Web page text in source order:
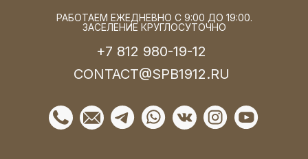
CONTACT@SPB1912.RU
+7 812 980-19-12
РАБОТАЕМ ЕЖЕДНЕВНО С 9:00 ДО 19:00.
ЗАСЕЛЕНИЕ КРУГЛОСУТОЧНО